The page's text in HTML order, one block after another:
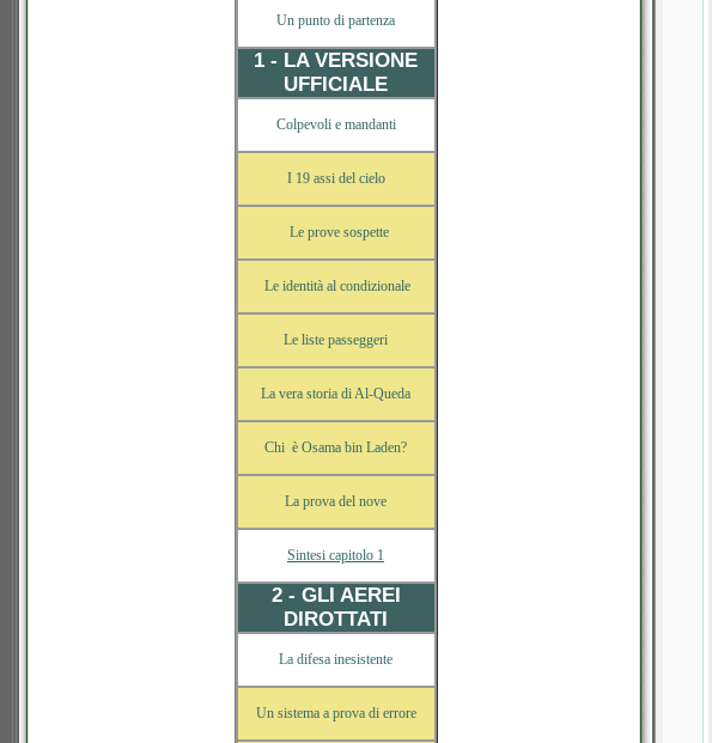
Un punto di partenza
1 - LA VERSIONE
UFFICIALE
Colpevoli e mandanti
I 19 assi del cielo
Le prove sospette
Le identità al condizionale
Le liste passeggeri
La vera storia di Al-Queda
Chi è Osama bin Laden?
La prova del nove
Sintesi capitolo 1
2 - GLI AEREI
DIROTTATI
La difesa inesistente
Un sistema a prova di errore